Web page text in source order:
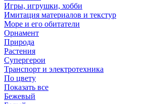
Игры, игрушки, хобби
Имитация материалов и текстур
Море и его обитатели
Орнамент
Природа
Растения
Супергерои
Транспорт и электротехника
По цвету
Показать все
Бежевый